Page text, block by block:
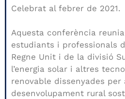
Celebrat al febrer de 2021.
Aquesta conferència
estudiants i professionals
Regne Unit i de la divisió
l’energia solar i altres
renovable dissenyades per
desenvolupament rural